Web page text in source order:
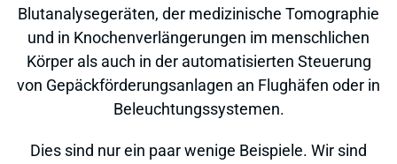
Blutanalysegeräten, der medizinische Tomographie
und in Knochenverlängerungen im menschlichen
Körper als auch in der automatisierten Steuerung
von Gepäckförderungsanlagen an Flughäfen oder in
Beleuchtungssystemen.
Dies sind nur ein paar wenige Beispiele. Wir sind